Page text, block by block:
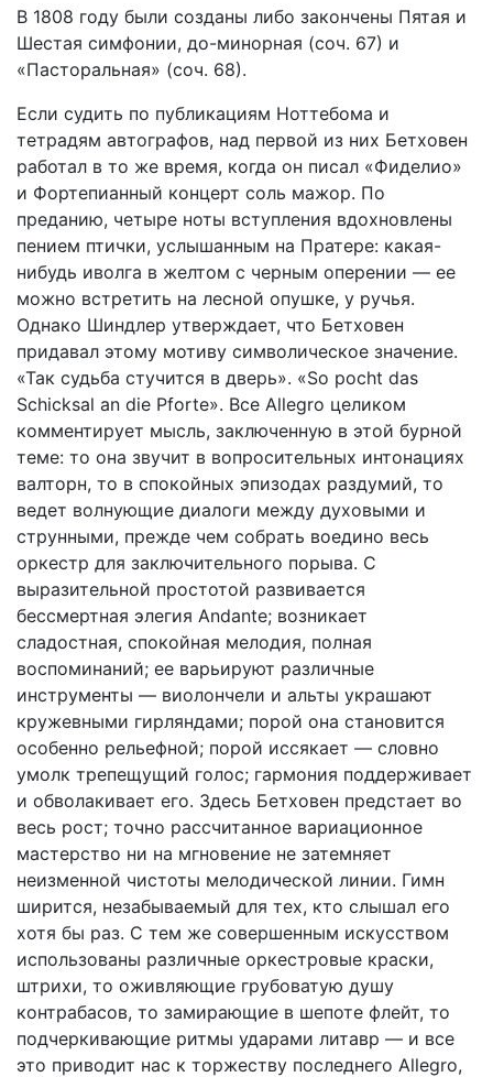
В 1808 году были созданы либо закончены Пятая и
Шестая симфонии, до-минорная (соч. 67) и
«Пасторальная» (соч. 68).
Если судить по публикациям Ноттебома и
тетрадям автографов, над первой из них Бетховен
работал в то же время, когда он писал «Фиделио»
и Фортепианный концерт соль мажор. По
преданию, четыре ноты вступления вдохновлены
пением птички, услышанным на Пратере: какая-
нибудь иволга в желтом с черным оперении — ее
можно встретить на лесной опушке, у ручья.
Однако Шиндлер утверждает, что Бетховен
придавал этому мотиву символическое значение.
«Так судьба стучится в дверь». «So pocht das
Schicksal an die Pforte». Все Allegro целиком
комментирует мысль, заключенную в этой бурной
теме: то она звучит в вопросительных интонациях
валторн, то в спокойных эпизодах раздумий, то
ведет волнующие диалоги между духовыми и
струнными, прежде чем собрать воедино весь
оркестр для заключительного порыва. С
выразительной простотой развивается
бессмертная элегия Andante; возникает
сладостная, спокойная мелодия, полная
воспоминаний; ее варьируют различные
инструменты — виолончели и альты украшают
кружевными гирляндами; порой она становится
особенно рельефной; порой иссякает — словно
умолк трепещущий голос; гармония поддерживает
и обволакивает его. Здесь Бетховен предстает во
весь рост; точно рассчитанное вариационное
мастерство ни на мгновение не затемняет
неизменной чистоты мелодической линии. Гимн
ширится, незабываемый для тех, кто слышал его
хотя бы раз. С тем же совершенным искусством
использованы различные оркестровые краски,
штрихи, то оживляющие грубоватую душу
контрабасов, то замирающие в шепоте флейт, то
подчеркивающие ритмы ударами литавр — и все
это приводит нас к торжеству последнего Allegro,